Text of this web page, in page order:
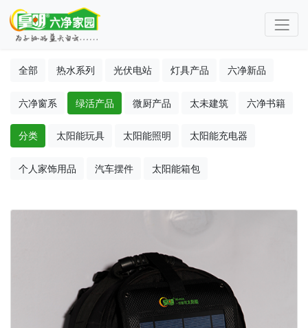
全部 热水系列 光伏电站 灯具产品 六净新品
六净窗系 绿活产品 微厨产品 太未建筑 六净书籍
分类 太阳能玩具 太阳能照明 太阳能充电器
个人家饰用品 汽车摆件 太阳能箱包